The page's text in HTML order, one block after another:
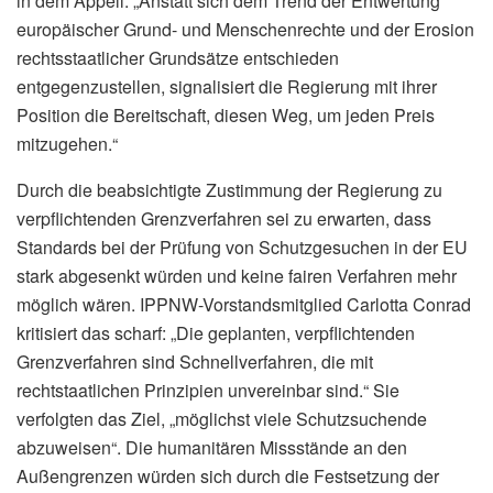
europäischer Grund- und Menschenrechte und der Erosion
rechtsstaatlicher Grundsätze entschieden
entgegenzustellen, signalisiert die Regierung mit ihrer
Position die Bereitschaft, diesen Weg, um jeden Preis
mitzugehen.“
Durch die beabsichtigte Zustimmung der Regierung zu
verpflichtenden Grenzverfahren sei zu erwarten, dass
Standards bei der Prüfung von Schutzgesuchen in der EU
stark abgesenkt würden und keine fairen Verfahren mehr
möglich wären. IPPNW-Vorstandsmitglied Carlotta Conrad
kritisiert das scharf: „Die geplanten, verpflichtenden
Grenzverfahren sind Schnellverfahren, die mit
rechtstaatlichen Prinzipien unvereinbar sind.“ Sie
verfolgten das Ziel, „möglichst viele Schutzsuchende
abzuweisen“. Die humanitären Missstände an den
Außengrenzen würden sich durch die Festsetzung der